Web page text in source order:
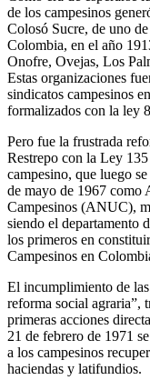
de los campesinos
Colosó Sucre, de uno
Colombia, en el año
Onofre, Ovejas, Los
Estas organizaciones
sindicatos campesinos
formalizados con la ley
Pero fue la frustrada
Restrepo con la Ley
campesino, que luego
de mayo de 1967 como
Campesinos (ANUC),
siendo el departamento
los primeros en
Campesinos en
El incumplimiento de
reforma social agraria”,
primeras acciones
21 de febrero de 1971
a los campesinos
haciendas y latifundios.